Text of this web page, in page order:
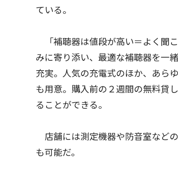
ている。
「補聴器は値段が高い＝よく聞
みに寄り添い、最適な補聴器を一
充実。人気の充電式のほか、あら
も用意。購入前の２週間の無料貸
ることができる。
店舗には測定機器や防音室など
も可能だ。